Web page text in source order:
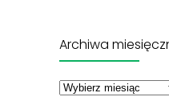
2024.12.27
Dobry posiłek z
Archiwa
miesięczne